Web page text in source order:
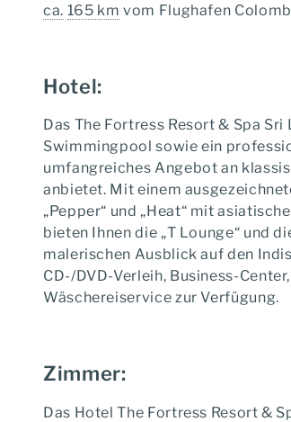
ca. 165 km vom Flughafen
Hotel:
Das The Fortress Resort & Spa
Swimmingpool sowie ein
umfangreiches Angebot an
anbietet. Mit einem
„Pepper“ und „Heat“ mit
bieten Ihnen die „T Lounge“ und
malerischen Ausblick auf den
CD-/DVD-Verleih, Business-
Wäschereiservice zur Verfügung.
Zimmer:
Das Hotel The Fortress Resort &